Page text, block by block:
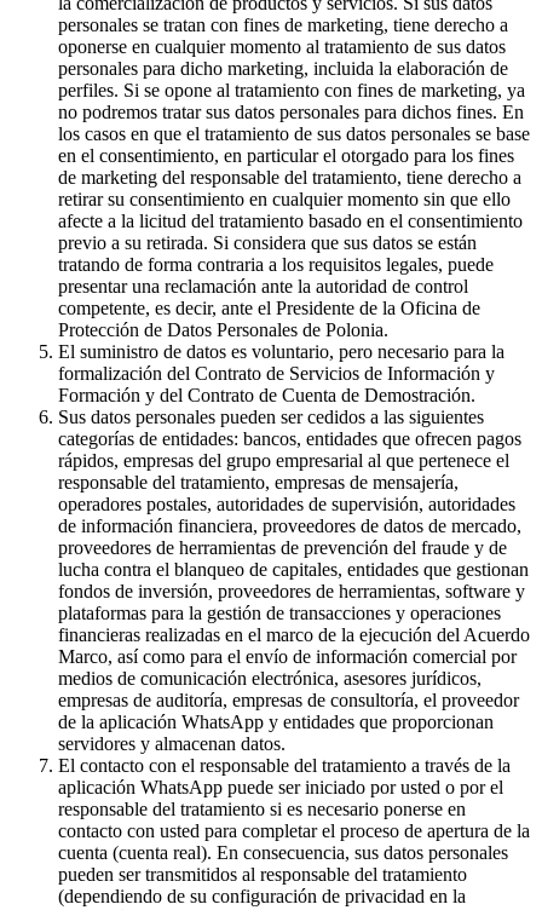
personales se tratan con fines de marketing, tiene derecho a
oponerse en cualquier momento al tratamiento de sus datos
personales para dicho marketing, incluida la elaboración de
perfiles. Si se opone al tratamiento con fines de marketing, ya
no podremos tratar sus datos personales para dichos fines. En
los casos en que el tratamiento de sus datos personales se base
en el consentimiento, en particular el otorgado para los fines
de marketing del responsable del tratamiento, tiene derecho a
retirar su consentimiento en cualquier momento sin que ello
afecte a la licitud del tratamiento basado en el consentimiento
previo a su retirada. Si considera que sus datos se están
tratando de forma contraria a los requisitos legales, puede
presentar una reclamación ante la autoridad de control
competente, es decir, ante el Presidente de la Oficina de
Protección de Datos Personales de Polonia.
El suministro de datos es voluntario, pero necesario para la
formalización del Contrato de Servicios de Información y
Formación y del Contrato de Cuenta de Demostración.
Sus datos personales pueden ser cedidos a las siguientes
categorías de entidades: bancos, entidades que ofrecen pagos
rápidos, empresas del grupo empresarial al que pertenece el
responsable del tratamiento, empresas de mensajería,
operadores postales, autoridades de supervisión, autoridades
de información financiera, proveedores de datos de mercado,
proveedores de herramientas de prevención del fraude y de
lucha contra el blanqueo de capitales, entidades que gestionan
fondos de inversión, proveedores de herramientas, software y
plataformas para la gestión de transacciones y operaciones
financieras realizadas en el marco de la ejecución del Acuerdo
Marco, así como para el envío de información comercial por
medios de comunicación electrónica, asesores jurídicos,
empresas de auditoría, empresas de consultoría, el proveedor
de la aplicación WhatsApp y entidades que proporcionan
servidores y almacenan datos.
El contacto con el responsable del tratamiento a través de la
aplicación WhatsApp puede ser iniciado por usted o por el
responsable del tratamiento si es necesario ponerse en
contacto con usted para completar el proceso de apertura de la
cuenta (cuenta real). En consecuencia, sus datos personales
pueden ser transmitidos al responsable del tratamiento
(dependiendo de su configuración de privacidad en la